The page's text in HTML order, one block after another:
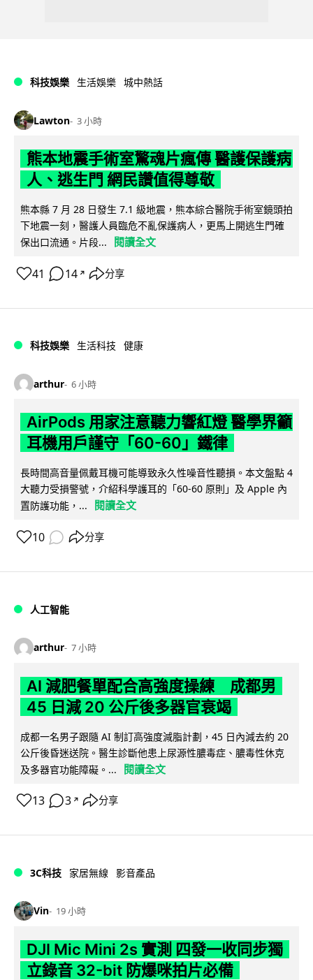
科技娛樂 生活娛樂 城中熱話
Lawton 3 小時
熊本地震手術室驚魂片瘋傳 醫護保護病
人、逃生門 網民讚值得尊敬
熊本縣 7 月 28 日發生 7.1 級地震，熊本綜合醫院手術室鏡頭拍
下地震一刻，醫護人員臨危不亂保護病人，更馬上開逃生門確
保出口流通。片段...
閱讀全文
41 14 ↗ 分享
科技娛樂 生活科技 健康
arthur 6 小時
AirPods 用家注意聽力響紅燈 醫學界籲
耳機用戶謹守「60-60」鐵律
長時間高音量佩戴耳機可能導致永久性噪音性聽損。本文盤點 4
大聽力受損警號，介紹科學護耳的「60-60 原則」及 Apple 內
置防護功能，...
閱讀全文
10 分享
人工智能
arthur 7 小時
AI 減肥餐單配合高強度操練 成都男
45 日減 20 公斤後多器官衰竭
成都一名男子跟隨 AI 制訂高強度減脂計劃，45 日內減去約 20
公斤後昏迷送院。醫生診斷他患上尿源性膿毒症、膿毒性休克
及多器官功能障礙。...
閱讀全文
13 3 ↗ 分享
3C科技 家居無線 影音產品
Vin 19 小時
DJI Mic Mini 2s 實測 四發一收同步獨
立錄音 32-bit 防爆咪拍片必備